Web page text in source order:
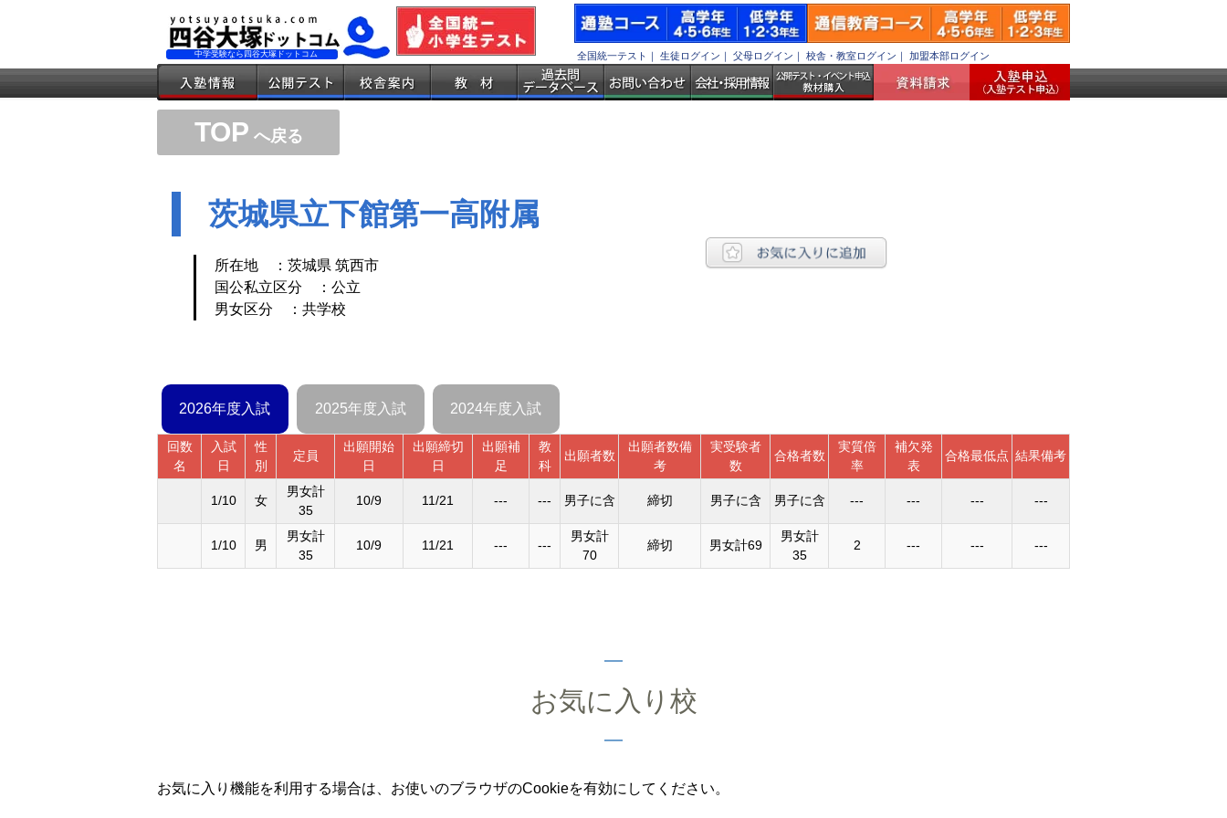
中学受験なら四谷大塚ドットコム 全国統一テスト ｜ 生徒ログイン ｜ 父母ログイン ｜ 校舎・教室ログイン ｜ 加盟本部ログイン
TOP へ戻る
茨城県立下館第一高附属
所在地 ：茨城県 筑西市
国公私立区分 ：公立
男女区分 ：共学校
2026年度入試 2025年度入試 2024年度入試
回数
名
入試
日
性
別
定員
出願開始
日
出願締切
日
出願補
足
教
科
出願者数
出願者数備
考
実受験者
数
合格者数
実質倍
率
補欠発
表
合格最低点 結果備考
1/10 女
男女計
35
10/9 11/21 --- --- 男子に含 締切 男子に含 男子に含 --- --- --- ---
1/10 男
男女計
35
10/9 11/21 --- ---
男女計
70
締切 男女計69
男女計
35
2 --- --- ---
お気に入り校
お気に入り機能を利用する場合は、お使いのブラウザのCookieを有効にしてください。